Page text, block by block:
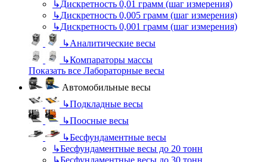
↳Дискретность 0,01 грамм (шаг измерения)
↳Дискретность 0,005 грамм (шаг измерения)
↳Дискретность 0,001 грамм (шаг измерения)
↳Аналитические весы
↳Компараторы массы
Показать все Лабораторные весы
Автомобильные весы
↳Подкладные весы
↳Поосные весы
↳Бесфундаментные весы
↳Бесфундаментные весы до 20 тонн
↳Бесфундаментные весы до 30 тонн